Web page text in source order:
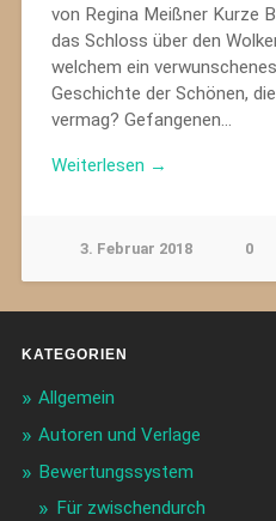
von Regina Meißner Kurze
das Schloss über den
welchem ein
Geschichte der Schönen,
vermag? Gefangenen…
Weiterlesen →
3. Februar 2018 0
KATEGORIEN
Allgemein
Autoren und Verlage
Bewertungssystem
Für zwischendurch